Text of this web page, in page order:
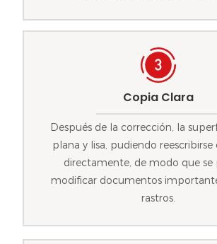
Copia Clara
Después de la corrección, la
plana y lisa, pudiendo reescribirse
directamente, de modo que se
modificar documentos
rastros.